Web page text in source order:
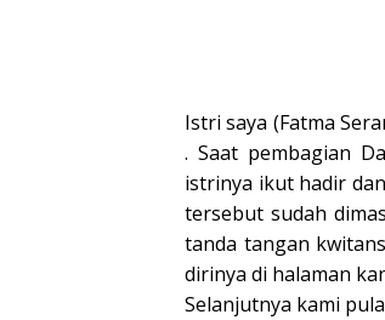
Istri saya (Fatma
. Saat pembagian
istrinya ikut hadir
tersebut sudah
tanda tangan
dirinya di halaman
Selanjutnya kami